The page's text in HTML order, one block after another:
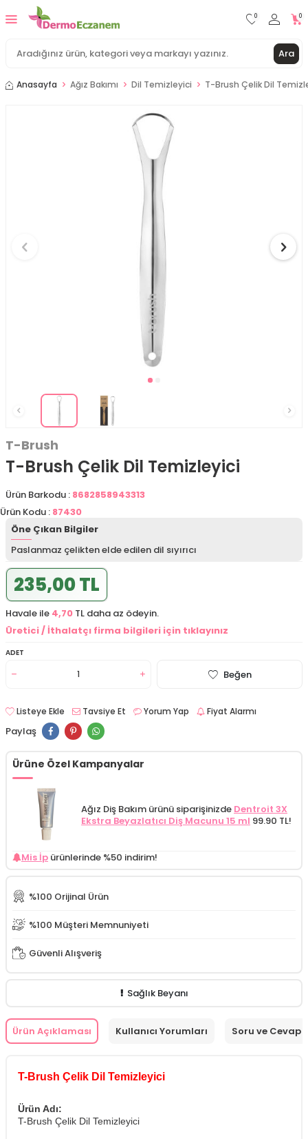
Ara
0 0
Anasayfa Ağız Bakımı Dil Temizleyici T-Brush Çelik Dil
T-Brush
T-Brush Çelik Dil Temizleyici
Ürün Barkodu : 8682858943313
Ürün Kodu : 87430
Öne Çıkan Bilgiler
Paslanmaz çelikten elde edilen dil sıyırıcı
235,00 TL
Havale ile 4,70 TL daha az ödeyin.
Üretici / İthalatçı firma bilgileri için tıklayınız
ADET
Beğen
Listeye Ekle Tavsiye Et Yorum Yap Fiyat Alarmı
Paylaş
Ürüne Özel Kampanyalar
Ağız Diş Bakım ürünü siparişinizde Dentroit 3X
Ekstra Beyazlatıcı Diş Macunu 15 ml 99.90 TL!
Mis İp ürünlerinde %50 indirim!
%100 Orijinal Ürün
%100 Müşteri Memnuniyeti
Güvenli Alışveriş
Sağlık Beyanı
Ürün Açıklaması Kullanıcı Yorumları Soru ve Cevap
T-Brush Çelik Dil Temizleyici
Ürün Adı:
T-Brush Çelik Dil Temizleyici